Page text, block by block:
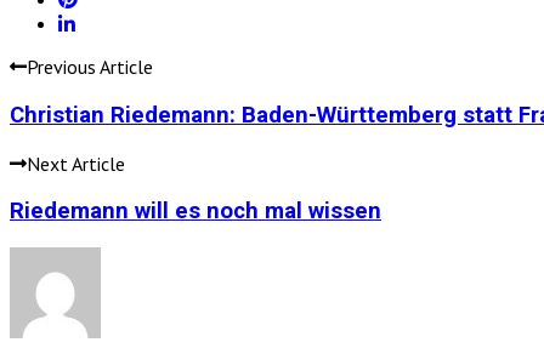
Previous Article
Christian Riedemann: Baden-Württemberg statt
Next Article
Riedemann will es noch mal wissen